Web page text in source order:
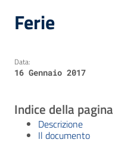
Ferie
Data:
16 Gennaio 2017
Indice della pagina
Descrizione
Il documento